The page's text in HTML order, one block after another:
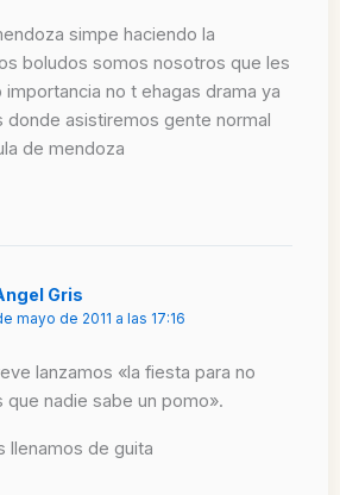
simpe haciendo la
boludos somos nosotros que les
no t ehagas drama ya
donde asistiremos gente normal
de mendoza
Gris
mayo de 2011 a las 17:16
lanzamos «la fiesta para no
nadie sabe un pomo».
llenamos de guita